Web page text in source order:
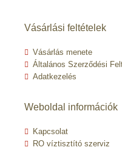
Vásárlási feltételek
Vásárlás menete
Általános Szerződési
Adatkezelés
Weboldal információk
Kapcsolat
RO víztisztító szerviz